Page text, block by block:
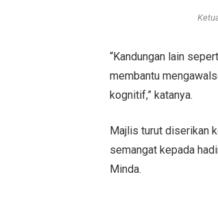
“Kandungan lain
membantu
kognitif,” katanya.
Majlis turut diserikan
semangat kepada
Minda.